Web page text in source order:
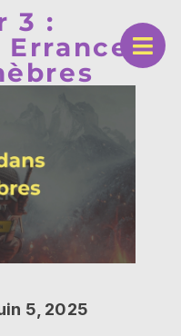
3 :
5, 2025